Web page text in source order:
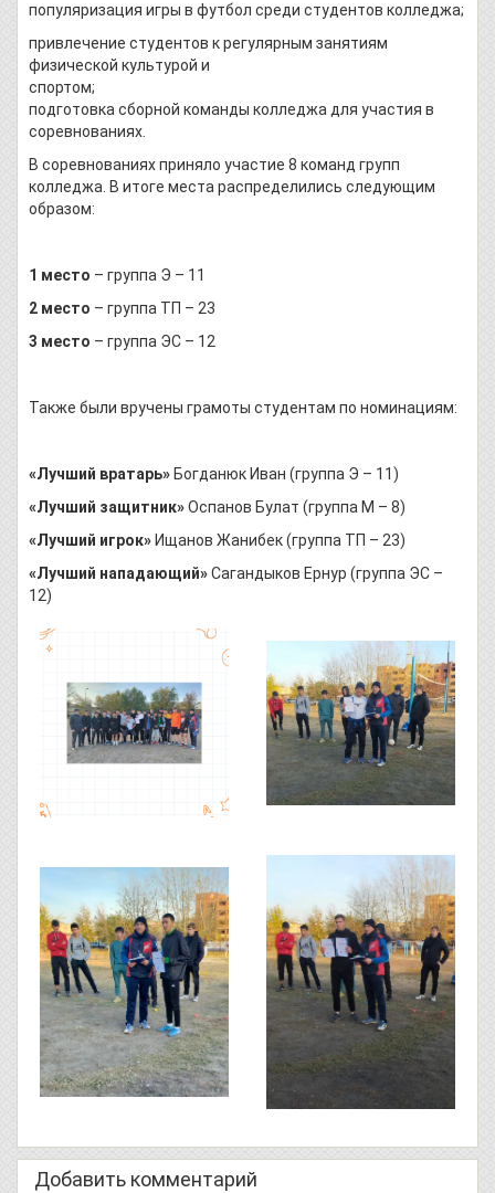
популяризация игры в футбол среди студентов колледжа;
привлечение студентов к регулярным занятиям
физической культурой и
подготовка сборной команды колледжа для участия в
соревнованиях.
В соревнованиях приняло участие 8 команд групп
колледжа. В итоге места распределились следующим
образом:
1 место – группа Э – 11
2 место – группа ТП – 23
3 место – группа ЭС – 12
Также были вручены грамоты студентам по номинациям:
«Лучший вратарь» Богданюк Иван (группа Э – 11)
«Лучший защитник»Оспанов Булат (группа М – 8)
«Лучший игрок» Ищанов Жанибек (группа ТП – 23)
«Лучший нападающий»Сагандыков Ернур (группа ЭС –
12)
Добавить комментарий